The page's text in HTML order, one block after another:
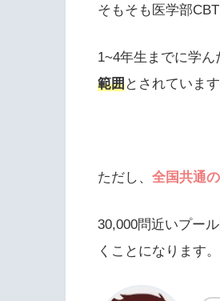
そもそも医学部
1~4年生までに学ん
範囲とされています
ただし、 全国共通
30,000問近いプー
くことになります。